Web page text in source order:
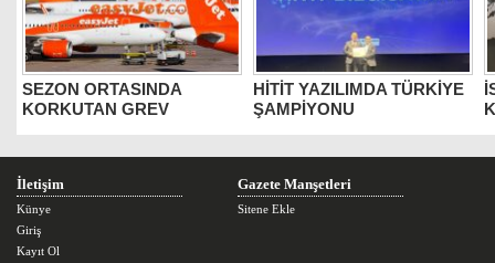
SEZON ORTASINDA
KORKUTAN GREV
HİTİT YAZILIMDA TÜRKİYE
ŞAMPİYONU
İletişim
Künye
Giriş
Kayıt Ol
Gazete Manşetleri
Sitene Ekle